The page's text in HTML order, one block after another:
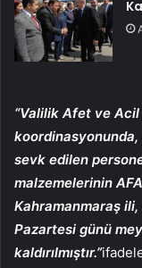
“Valilik Afet ve
sevk edilen
malzemelerinin
Kahramanmaraş ili,
Pazartesi günü
kaldırılmıştır.”